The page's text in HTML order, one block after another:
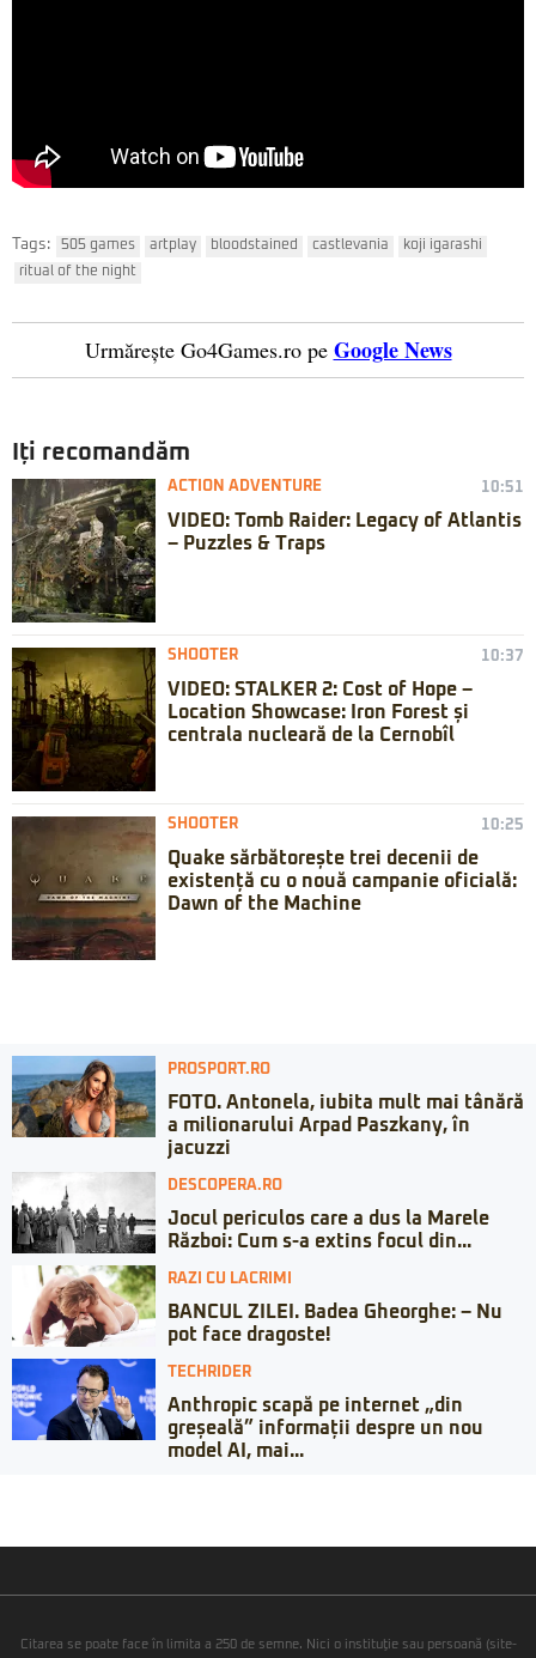
Tags: 505 games artplay bloodstained castlevania
koji igarashi
ritual of the night
Urmărește Go4Games.ro pe Google News
Iți recomandăm
ACTION ADVENTURE 10:51
VIDEO: Tomb Raider: Legacy of Atlantis
– Puzzles & Traps
SHOOTER 10:37
VIDEO: STALKER 2: Cost of Hope –
Location Showcase: Iron Forest și
centrala nucleară de la Cernobîl
SHOOTER 10:25
Quake sărbătorește trei decenii de
existență cu o nouă campanie oficială:
Dawn of the Machine
PROSPORT.RO
FOTO. Antonela, iubita mult mai tânără
a milionarului Arpad Paszkany, în
jacuzzi
DESCOPERA.RO
Jocul periculos care a dus la Marele
Război: Cum s-a extins focul din...
RAZI CU LACRIMI
BANCUL ZILEI. Badea Gheorghe: – Nu
pot face dragoste!
TECHRIDER
Anthropic scapă pe internet „din
greșeală” informații despre un nou
model AI, mai...
Citarea se poate face în limita a 250 de semne. Nici o instituţie sau persoană (site-